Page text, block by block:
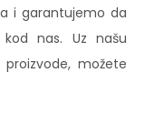
i garantujemo da
nas. Uz našu
možete